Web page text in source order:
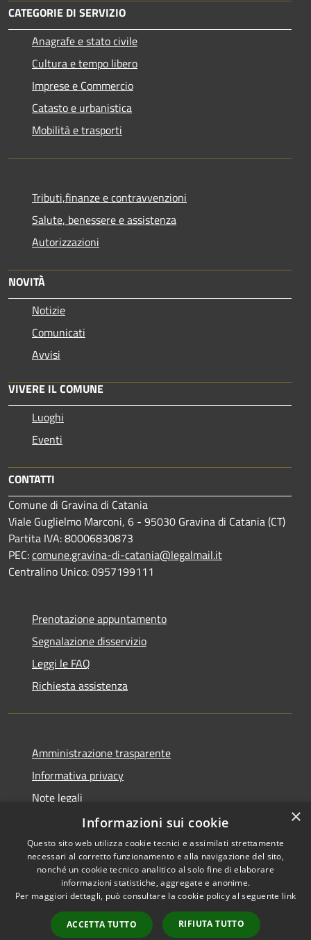
CATEGORIE DI SERVIZIO
Anagrafe e stato civile
Cultura e tempo libero
Imprese e Commercio
Catasto e urbanistica
Mobilità e trasporti
Tributi,finanze e contravvenzioni
Salute, benessere e assistenza
Autorizzazioni
NOVITÀ
Notizie
Comunicati
Avvisi
VIVERE IL COMUNE
Luoghi
Eventi
CONTATTI
Comune di Gravina di Catania
Viale Guglielmo Marconi, 6 - 95030 Gravina di Catania (CT)
Partita IVA: 80006830873
PEC:comune.gravina-di-catania@legalmail.it
Centralino Unico: 0957199111
Prenotazione appuntamento
Segnalazione disservizio
Leggi le FAQ
Richiesta assistenza
Amministrazione trasparente
Informativa privacy
Note legali
Dichiarazione di accessibilità
RSS
Accessibilità
Copyright © 2026 • Comune di
byMunicipium
Accesso
×
Informazioni sui cookie
Questo sito web utilizza cookie tecnici e assimilati strettamente
necessari al corretto funzionamento e alla navigazione del sito,
nonché un cookie tecnico analitico al solo fine di elaborare
informazioni statistiche, aggregate e anonime.
Per maggiori dettagli, può consultare la cookie policy al seguente link
ACCETTA TUTTO RIFIUTA TUTTO